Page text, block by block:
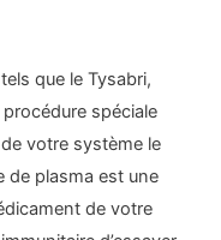
que le Tysabri,
spéciale
votre système le
de plasma est une
de votre